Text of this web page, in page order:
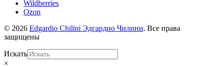
Wildberries
Ozon
© 2026 Edgardio Chilini Эдгардио Чилини. Все права
защищены
Искать
×